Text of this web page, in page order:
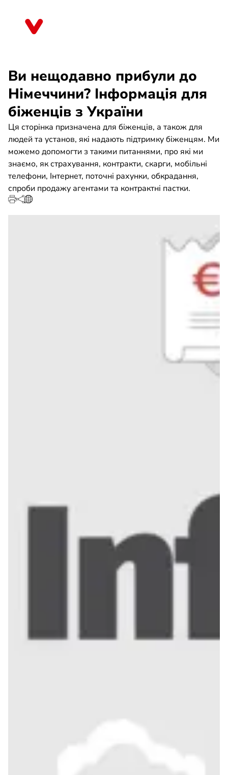
Bи нещодавно прибули до
Hімеччини? Інформація для
біженців з України
Ця сторінка призначена для біженців, а також для
людей та установ, які надають підтримку біженцям. Ми
можемо допомогти з такими питаннями, про які ми
знаємо, як страхування, контракти, скарги, мобільні
телефони, Інтернет, поточні рахунки, обкрадання,
спроби продажу агентами та контрактні пастки.